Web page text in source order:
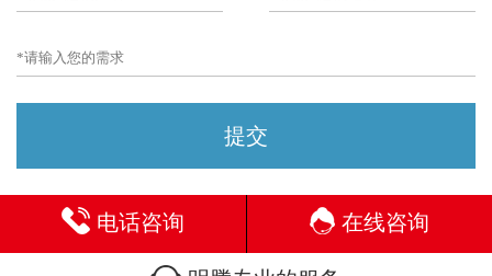
电话咨询 在线咨询